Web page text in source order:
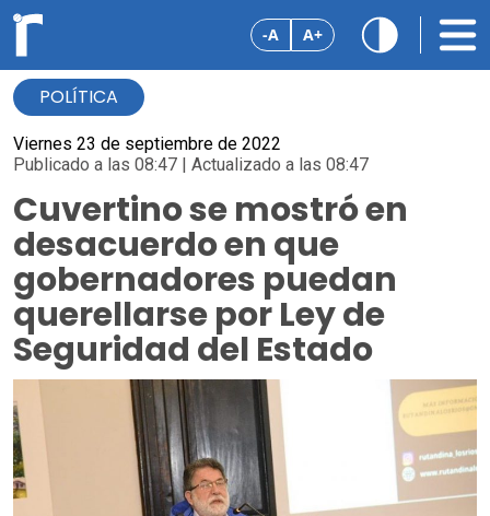
-A A+
POLÍTICA
Viernes 23 de septiembre de 2022
Publicado a las 08:47 | Actualizado a las 08:47
Cuvertino se mostró en
desacuerdo en que
gobernadores puedan
querellarse por Ley de
Seguridad del Estado